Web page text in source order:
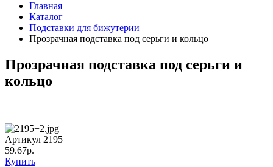
Главная
Каталог
Подставки для бижутерии
Прозрачная подставка под серьги и кольцо
Прозрачная подставка под серьги и
кольцо
Артикул 2195
59.67р.
Купить